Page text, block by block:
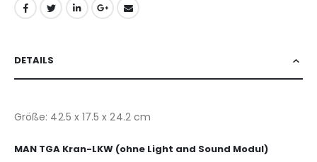
DETAILS
Größe: 42.5 x 17.5 x 24.2 cm
MAN TGA Kran-LKW (ohne Light and Sound Modul)